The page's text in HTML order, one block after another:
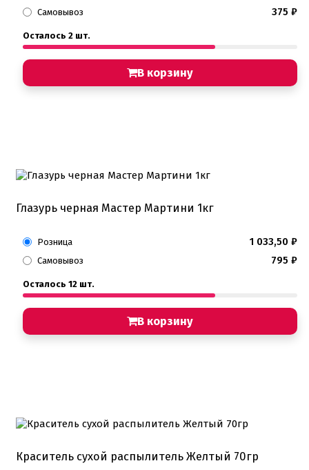
Самовывоз 375 ₽
Осталось 2 шт.
В корзину
Глазурь черная Мастер Мартини 1кг
Розница 1 033,50 ₽
Самовывоз 795 ₽
Осталось 12 шт.
В корзину
Краситель сухой распылитель Желтый 70гр